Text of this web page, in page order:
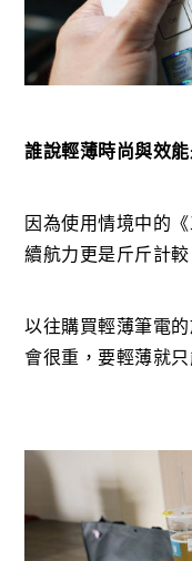
誰說輕薄時尚與效
因為使用情境中的
續航力更是斤斤計較
以往購買輕薄筆電
會很重，要輕薄就